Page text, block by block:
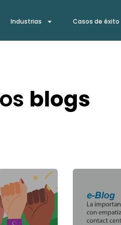
Industrias Casos de éxito
blogs
A
G
P
A
G
A
G